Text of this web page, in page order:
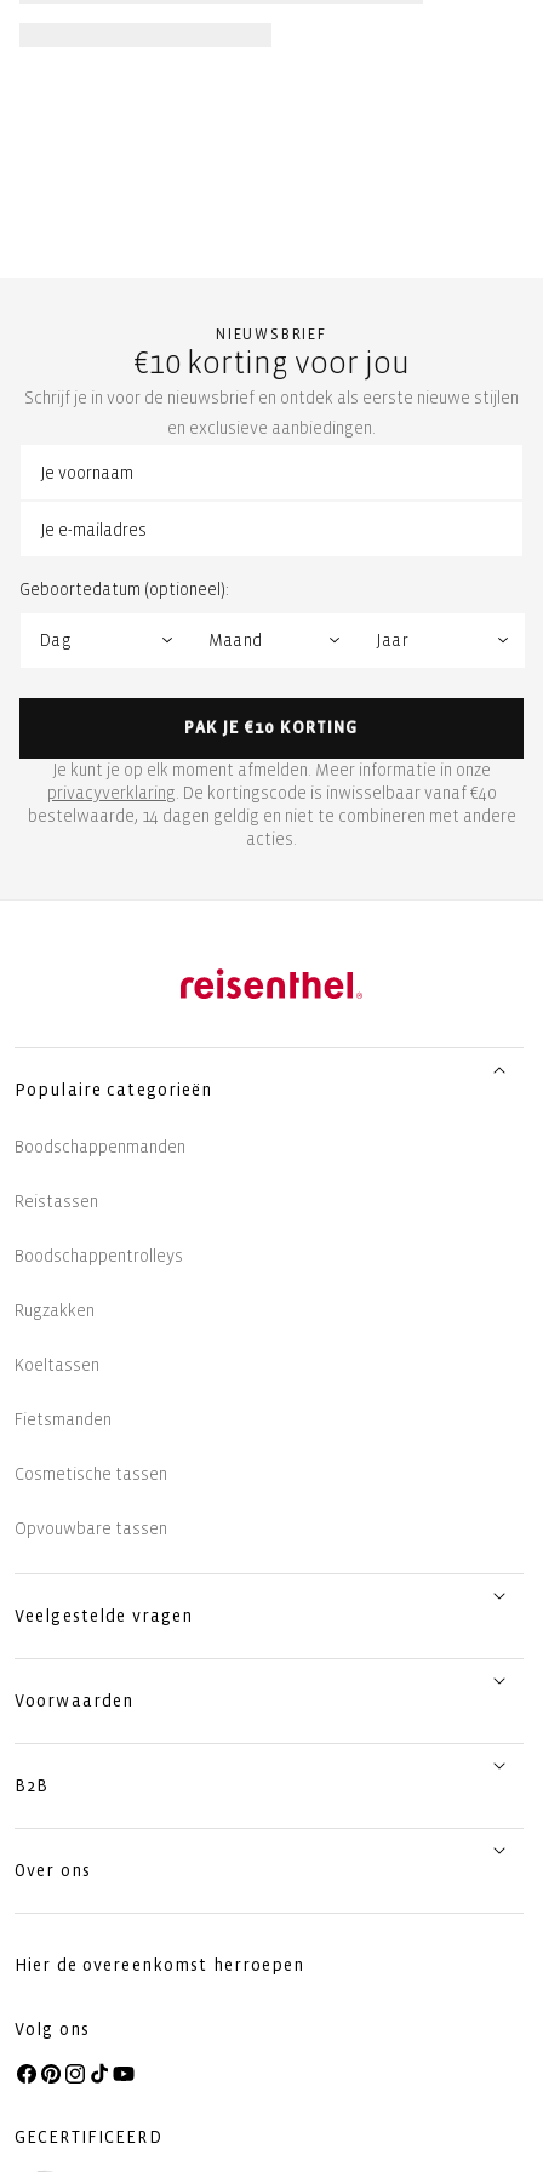
NIEUWSBRIEF
€10 korting voor jou
Schrijf je in voor de nieuwsbrief en ontdek als eerste nieuwe stijlen
en exclusieve aanbiedingen.
Geboortedatum (optioneel):
PAK JE €10 KORTING
Je kunt je op elk moment afmelden. Meer informatie in onze
privacyverklaring . De kortingscode is inwisselbaar vanaf €40
bestelwaarde, 14 dagen geldig en niet te combineren met andere
acties.
Populaire categorieën
Boodschappenmanden
Reistassen
Boodschappentrolleys
Rugzakken
Koeltassen
Fietsmanden
Cosmetische tassen
Opvouwbare tassen
Veelgestelde vragen
Voorwaarden
B2B
Over ons
Hier de overeenkomst herroepen
Volg ons
Facebook
Pinterest
Instagram
TikTokYouTube
GECERTIFICEERD